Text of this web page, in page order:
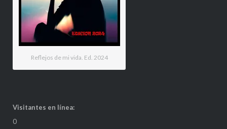
Reflejos de mi vida. Ed. 2024
Visitantes en línea:
0